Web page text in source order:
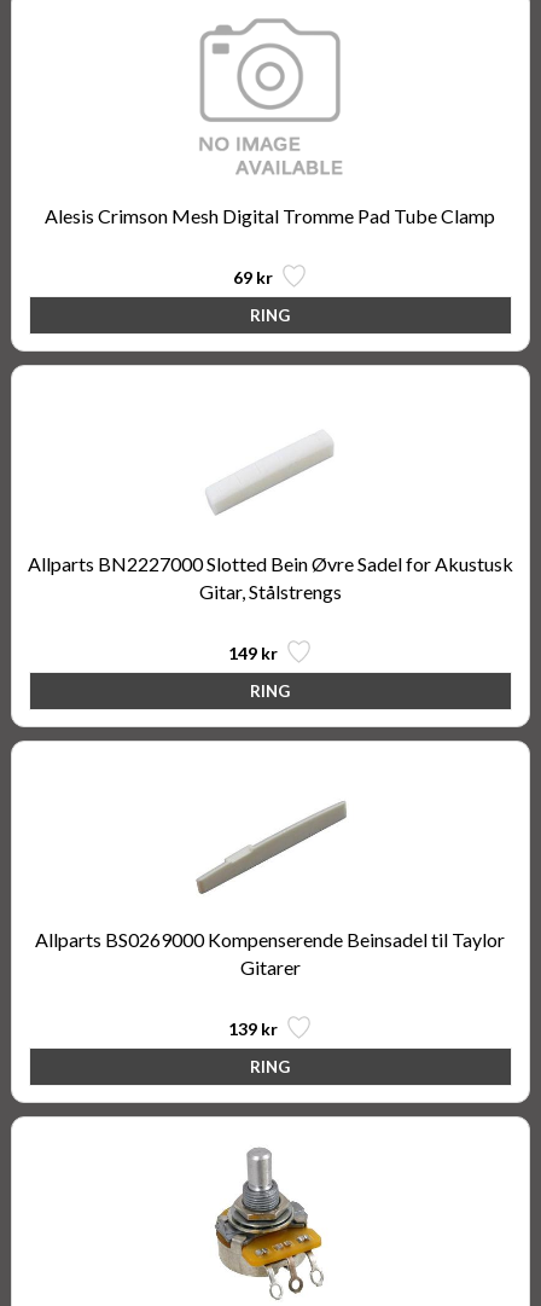
Alesis Crimson Mesh Digital Tromme Pad Tube Clamp
69 kr
Allparts BN2227000 Slotted Bein Øvre Sadel for Akustusk
Gitar, Stålstrengs
149 kr
Allparts BS0269000 Kompenserende Beinsadel til Taylor
Gitarer
139 kr